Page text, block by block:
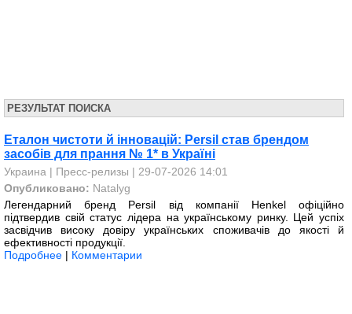
РЕЗУЛЬТАТ ПОИСКА
Еталон чистоти й інновацій: Persil став брендом
засобів для прання № 1* в Україні
Украина | Пресс-релизы | 29-07-2026 14:01
Опубликовано: Natalyg
Легендарний бренд Persil від компанії Henkel офіційно
підтвердив свій статус лідера на українському ринку. Цей успіх
засвідчив високу довіру українських споживачів до якості й
ефективності продукції.
Подробнее | Комментарии